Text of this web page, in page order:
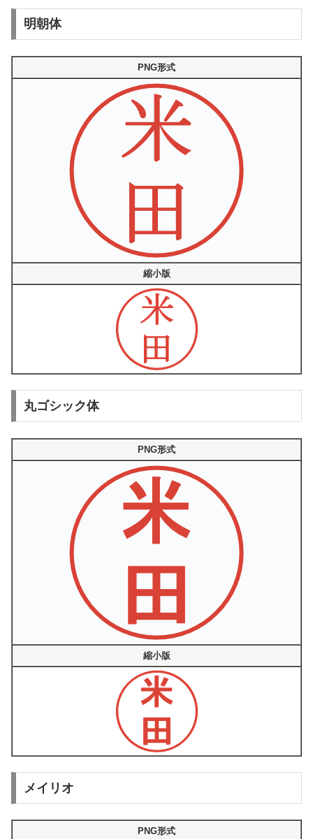
明朝体
PNG形式
縮小版
丸ゴシック体
PNG形式
縮小版
メイリオ
PNG形式